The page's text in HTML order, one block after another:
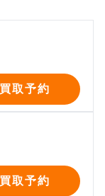
買取予約
買取予約